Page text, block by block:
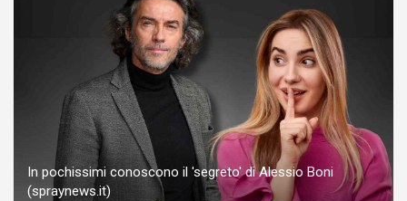
In pochissimi conoscono il 'segreto' di Alessio Boni
(spraynews.it)